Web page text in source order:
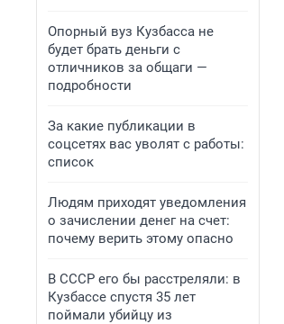
Опорный вуз Кузбасса не
будет брать деньги с
отличников за общаги —
подробности
За какие публикации в
соцсетях вас уволят с работы:
список
Людям приходят уведомления
о зачислении денег на счет:
почему верить этому опасно
В СССР его бы расстреляли: в
Кузбассе спустя 35 лет
поймали убийцу из